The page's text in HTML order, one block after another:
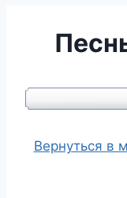
Вернуться в